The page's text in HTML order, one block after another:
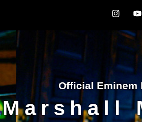
Official Eminem
Marshall